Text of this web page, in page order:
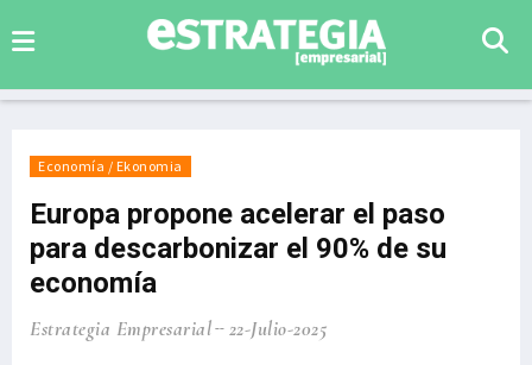
Economía / Ekonomia
Europa propone acelerar el paso
para descarbonizar el 90% de su
economía
Estrategia Empresarial 22-Julio-2025